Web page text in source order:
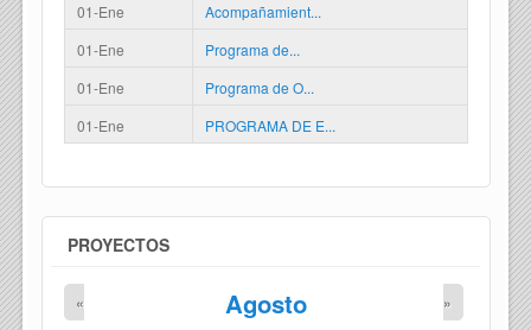
01-Ene
Acompañamient...
01-Ene
Programa de...
01-Ene
Programa de O...
01-Ene
PROGRAMA DE E...
PROYECTOS
Agosto
« »